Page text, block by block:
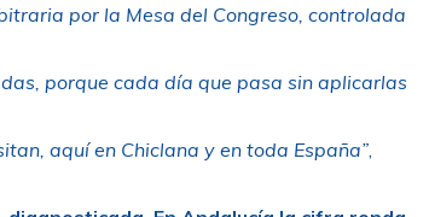
por la Mesa del Congreso, controlada
porque cada día que pasa sin aplicarlas
aquí en Chiclana y en toda España”